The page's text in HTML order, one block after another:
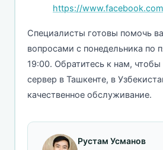
https://
Специалисты готовы помочь
вопросами с понедельника по
19:00. Обратитесь к нам,
сервер в Ташкенте, в
качественное обслуживание.
Рустам Усманов